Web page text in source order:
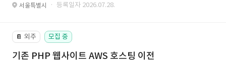
서울특별시 · 등록일자 2026.07.28.
📔 외주 모집 중
기존 PHP 웹사이트 AWS 호스팅 이전